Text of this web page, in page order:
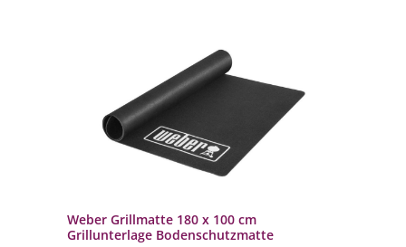
Weber Grillmatte 180 x 100 cm
Grillunterlage Bodenschutzmatte